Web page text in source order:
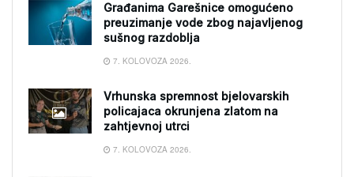
Građanima Garešnice omogućeno
preuzimanje vode zbog najavljenog
sušnog razdoblja
7. KOLOVOZA 2026.
Vrhunska spremnost bjelovarskih
policajaca okrunjena zlatom na
zahtjevnoj utrci
7. KOLOVOZA 2026.